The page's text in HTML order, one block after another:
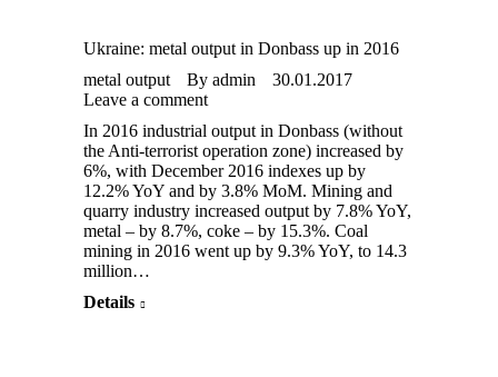
Ukraine: metal output in Donbass up in 2016
metal output
By admin
30.01.2017
Leave a comment
In 2016 industrial output in Donbass (without
the Anti-terrorist operation zone) increased by
6%, with December 2016 indexes up by
12.2% YoY and by 3.8% MoM. Mining and
quarry industry increased output by 7.8% YoY,
metal – by 8.7%, coke – by 15.3%. Coal
mining in 2016 went up by 9.3% YoY, to 14.3
million…
Details